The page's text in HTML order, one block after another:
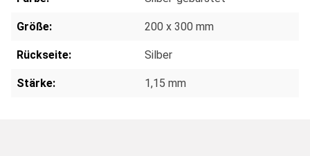
Größe: 200 x 300 mm
Rückseite: Silber
Stärke: 1,15 mm